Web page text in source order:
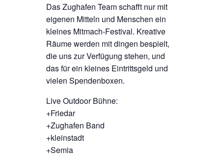
Das Zughafen Team schafft nur mit
eigenen Mitteln und Menschen ein
kleines Mitmach-Festival. Kreative
Räume werden mit dingen bespielt,
die uns zur Verfügung stehen, und
das für ein kleines Eintrittsgeld und
vielen Spendenboxen.
Live Outdoor Bühne:
+Friedar
+Zughafen Band
+kleinstadt
+Semia